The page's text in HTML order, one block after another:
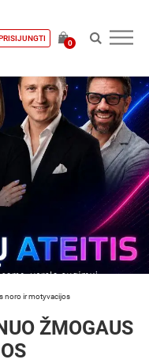
0
noro ir motyvacijos
ŽMOGAUS